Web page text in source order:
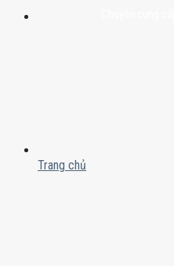
Trang chủ